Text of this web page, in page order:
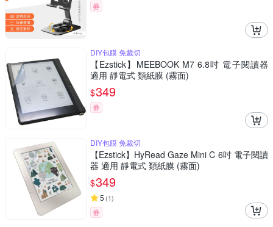
券
DIY包膜 免裁切
【Ezstick】MEEBOOK M7 6.8吋 電子閱讀器
適用 靜電式 類紙膜 (霧面)
$349
券
DIY包膜 免裁切
【Ezstick】HyRead Gaze Mini C 6吋 電子閱讀
器 適用 靜電式 類紙膜 (霧面)
$349
5 (1)
券